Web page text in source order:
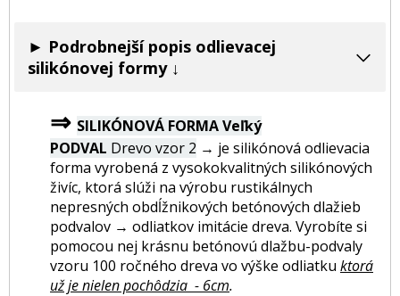
► Podrobnejší popis odlievacej
silikónovej formy ↓
⇒ SILIKÓNOVÁ FORMA Veľký
PODVAL Drevo vzor 2 → je silikónová odlievacia
forma vyrobená z vysokokvalitných silikónových
živíc, ktorá slúži na výrobu rustikálnych
nepresných obdĺžnikových betónových dlažieb
podvalov → odliatkov imitácie dreva. Vyrobíte si
pomocou nej krásnu betónovú dlažbu-podvaly
vzoru 100 ročného dreva vo výške odliatku ktorá
už je nielen pochôdzia - 6cm.